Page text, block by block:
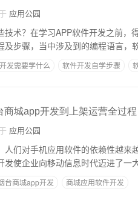
应用公园
技术？在学习APP软件开发之前
及步骤，当中涉及到的编程语言
发需要学什么 软件开发自学步骤
商城app开发到上架运营全过程
应用公园
人们对手机应用软件的依赖性越
台商城app开发 商城应用软件开发